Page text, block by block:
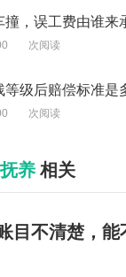
，误工费由谁来
次阅读
等级后赔偿标准是
次阅读
养 相关
目不清楚，能